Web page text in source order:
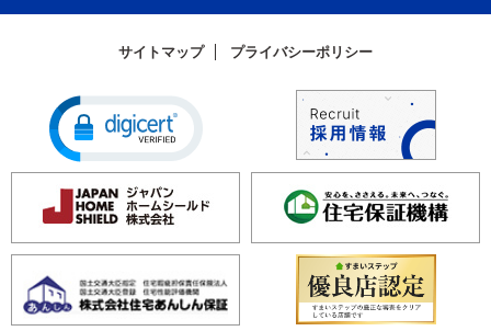
サイトマップ プライバシーポリシー